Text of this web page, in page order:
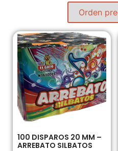
100 DISPAROS 20 MM –
ARREBATO SILBATOS